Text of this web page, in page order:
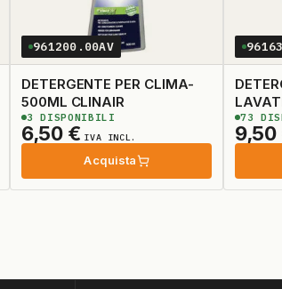
961200.00AV
DETERGENTE PER CLIMA-
500ML CLINAIR
6,50 € IVA INCL.
Acquista
3 DISPONIBILI
9,50
73